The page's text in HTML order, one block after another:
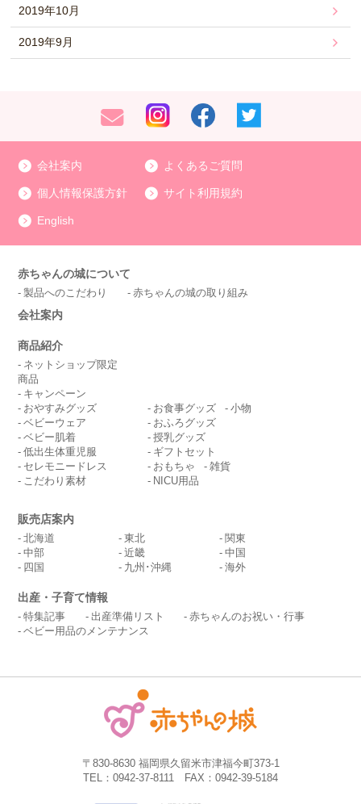
2019年10月
2019年9月
会社案内 よくあるご質問
個人情報保護方針 サイト利用規約
English
赤ちゃんの城について
製品へのこだわり 赤ちゃんの城の取り組み
会社案内
商品紹介
ネットショップ限定
商品
キャンペーン
おやすみグッズ
ベビーウェア
ベビー肌着
低出生体重児服
セレモニードレス
こだわり素材
お食事グッズ
小物
おふろグッズ
授乳グッズ
ギフトセット
おもちゃ
雑貨
NICU用品
販売店案内
北海道 東北
関東
中部
近畿
中国
四国
九州･沖縄 海外
出産・子育て情報
特集記事 出産準備リスト
赤ちゃんのお祝い・行事
ベビー用品のメンテナンス
〒830-8630 福岡県久留米市津福今町373-1
TEL：0942-37-8111 FAX：0942-39-5184